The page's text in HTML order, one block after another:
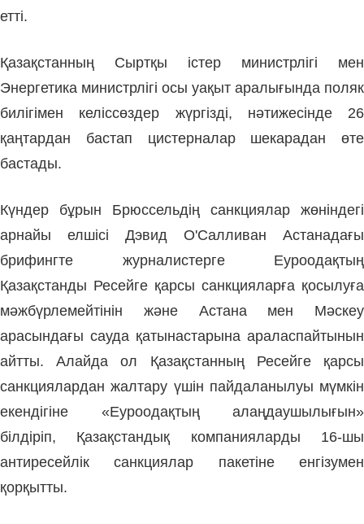
етті.
Қазақстанның Сыртқы істер министрлігі мен
Энергетика министрлігі осы уақыт аралығында поляк
билігімен келіссөздер жүргізді, нәтижесінде 26
қаңтардан бастап цистерналар шекарадан өте
бастады.
Күндер бұрын Брюссельдің санкциялар жөніндегі
арнайы елшісі Дэвид О'Салливан Астанадағы
брифингте журналистерге Еуроодақтың
Қазақстанды Ресейге қарсы санкцияларға қосылуға
мәжбүрлемейтінін және Астана мен Мәскеу
арасындағы сауда қатынастарына араласпайтынын
айтты. Алайда ол Қазақстанның Ресейге қарсы
санкциялардан жалтару үшін пайдаланылуы мүмкін
екендігіне «Еуроодақтың алаңдаушылығын»
білдіріп, Қазақстандық компанияларды 16-шы
антиресейлік санкциялар пакетіне енгізумен
қорқытты.